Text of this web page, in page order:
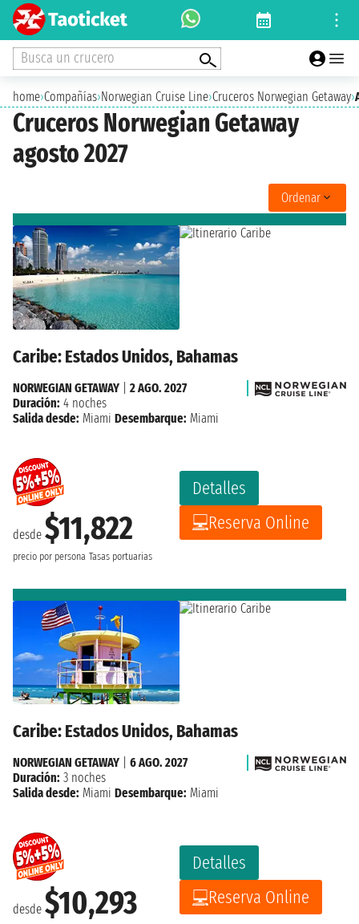
Busca un crucero
home›Compañías›Norwegian Cruise Line›Cruceros Norwegian Getaway›
Cruceros Norwegian Getaway
agosto 2027
Ordenar
Caribe: Estados Unidos, Bahamas
desde $11,822
precio por persona Tasas portuarias
Detalles
Reserva Online
NORWEGIAN GETAWAY
2 AGO. 2027
Duración: 4 noches
Salida desde: Miami Desembarque: Miami
Caribe: Estados Unidos, Bahamas
desde $10,293
Detalles
Reserva Online
NORWEGIAN GETAWAY
6 AGO. 2027
Duración: 3 noches
Salida desde: Miami Desembarque: Miami